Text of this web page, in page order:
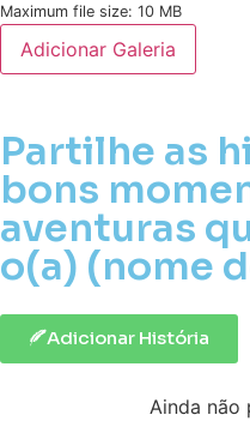
Maximum file size: 10 MB
Adicionar Galeria
Partilhe as
bons
aventuras
o(a) (nome
Adicionar História
Ainda não